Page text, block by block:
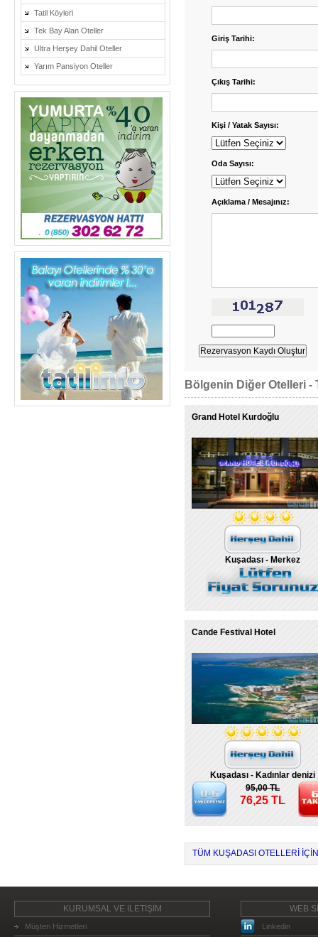
Tatil Köyleri
Tek Bay Alan Oteller
Ultra Herşey Dahil Oteller
Yarım Pansiyon Oteller
Giriş Tarihi:
Çıkış Tarihi:
Kişi / Yatak Sayısı:
Oda Sayısı:
Açıklama / Mesajınız:
Bölgenin Diğer Otelleri -
Grand Hotel Kurdoğlu
Kuşadası - Merkez
Cande Festival Hotel
Kuşadası - Kadınlar denizi
95,00 TL
76,25 TL
TÜM KUŞADASI OTELLERI
KURUMSAL VE İLETİŞİM
Müşteri Hizmetleri
WEB
Linkedin